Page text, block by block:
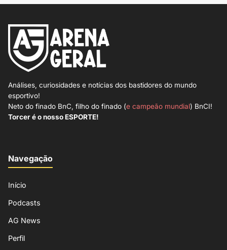
Análises, curiosidades e notícias dos bastidores do mundo
esportivo!
Neto do finado BnC, filho do finado (e campeão mundial) BnCI!
Torcer é o nosso ESPORTE!
Navegação
Início
Podcasts
AG News
Perfil